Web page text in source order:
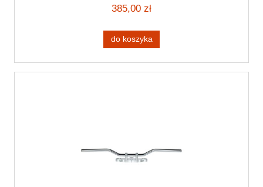
385,00 zł
do koszyka